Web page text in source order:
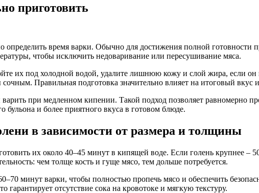
приготовить
время варки. Обычно для достижения полной готовности
чтобы исключить недоваривание или пересушивание мяса.
их под холодной водой, удалите лишнюю кожу и слой жира, если
Правильная подготовка значительно влияет на итоговый вкус
при медленном кипении. Такой подход позволяет равномерно
бульона и более приятного вкуса в готовом блюде.
в зависимости от размера и толщины
их около 40–45 минут в кипящей воде. Если голень крупнее –
чем толще кость и гуще мясо, тем дольше потребуется.
минут варки, чтобы полностью пропечь мясо и обеспечить
гарантирует отсутствие сока на кровотоке и мягкую текстуру.